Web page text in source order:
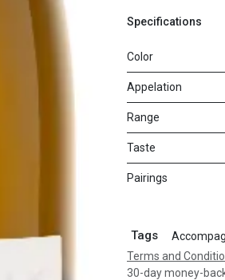
Specifications
Color
Appelation
Range
Taste
Pairings
Tags
Terms and
30-day money-